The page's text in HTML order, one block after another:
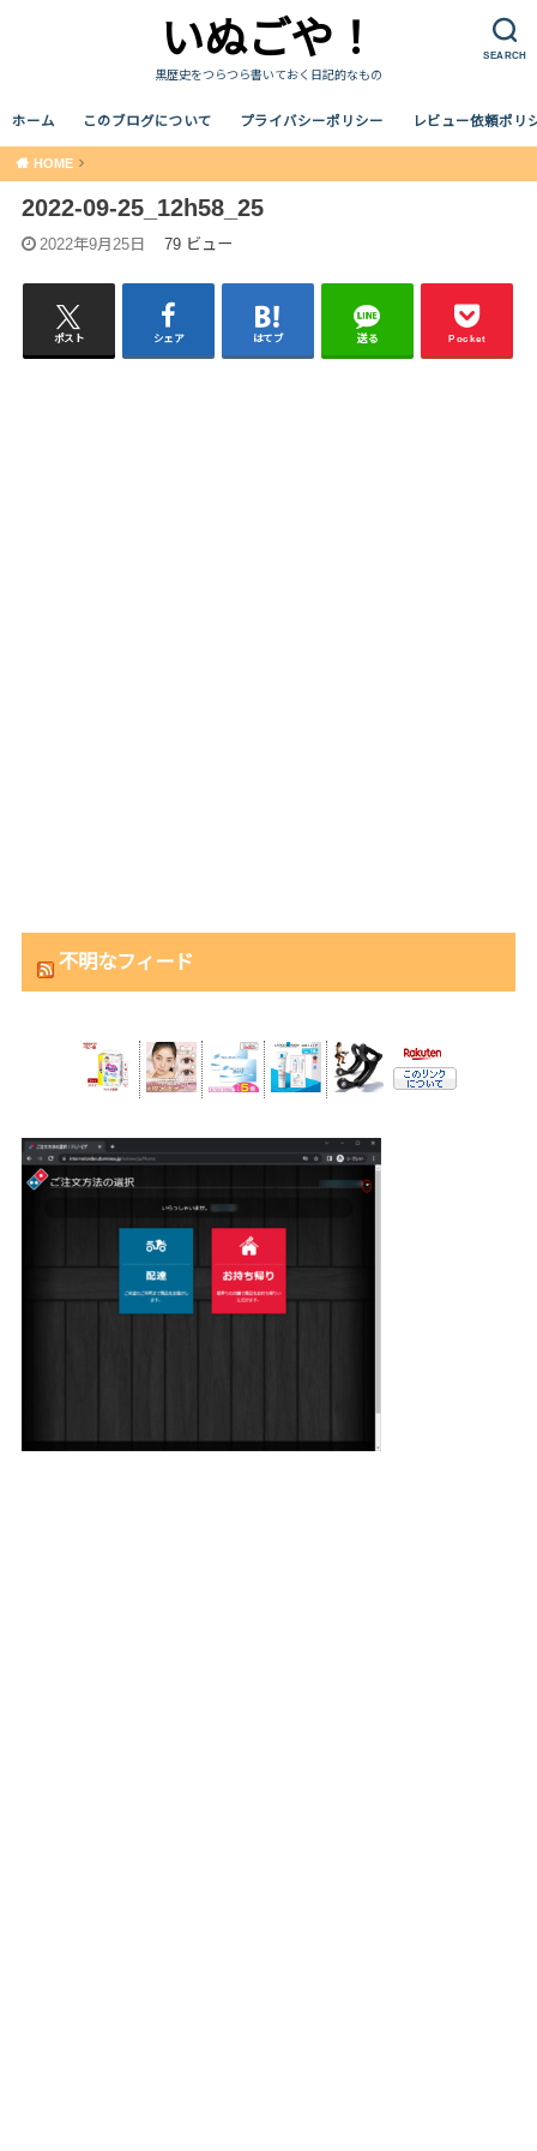
SEARCH
いぬごや！
黒歴史をつらつら書いておく日記的なもの
ホーム このブログについて プライバシーポリシー レビュー依頼ポリ
HOME
2022-09-25_12h58_25
2022年9月25日 79 ビュー
ポスト シェア はてブ 送る Pocket
不明なフィード